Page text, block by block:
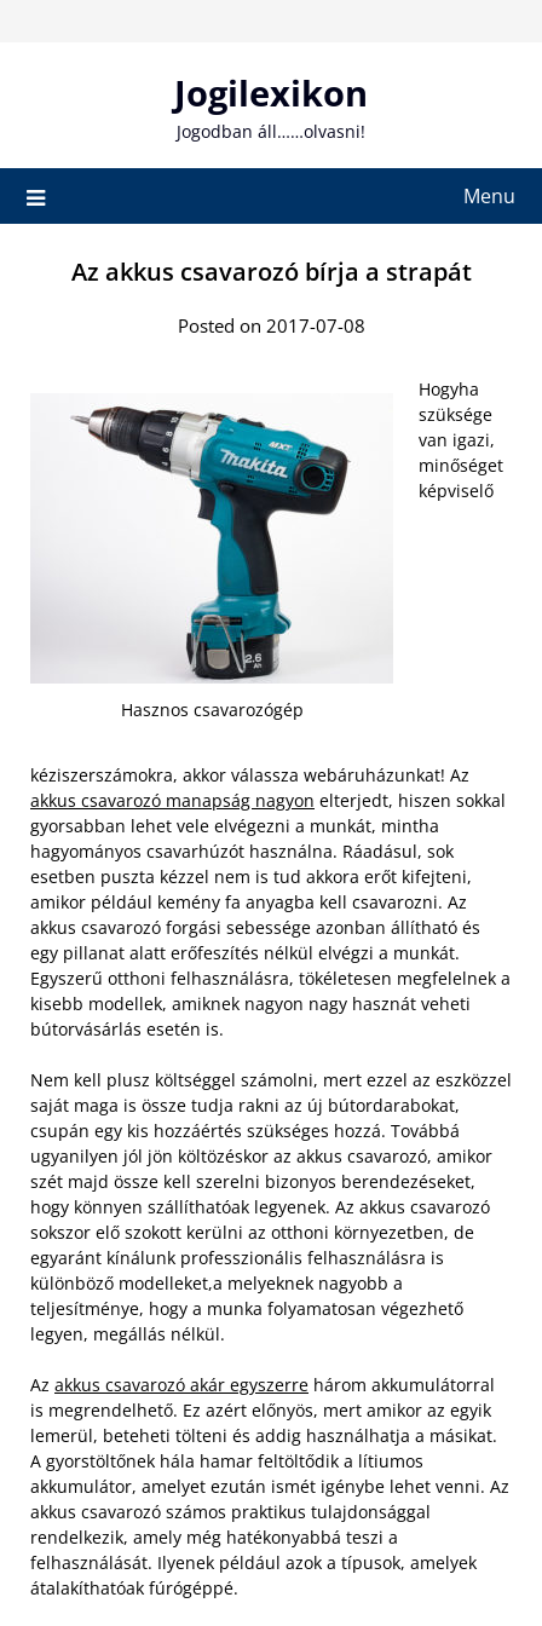
Jogilexikon
Jogodban áll……olvasni!
Menu
Az akkus csavarozó bírja a strapát
Posted on 2017-07-08
Hasznos csavarozógép
Hogyha
szüksége
van igazi,
minőséget
képviselő
kéziszerszámokra, akkor válassza webáruházunkat! Az
akkus csavarozó manapság nagyon elterjedt, hiszen sokkal
gyorsabban lehet vele elvégezni a munkát, mintha
hagyományos csavarhúzót használna. Ráadásul, sok
esetben puszta kézzel nem is tud akkora erőt kifejteni,
amikor például kemény fa anyagba kell csavarozni. Az
akkus csavarozó forgási sebessége azonban állítható és
egy pillanat alatt erőfeszítés nélkül elvégzi a munkát.
Egyszerű otthoni felhasználásra, tökéletesen megfelelnek a
kisebb modellek, amiknek nagyon nagy hasznát veheti
bútorvásárlás esetén is.
Nem kell plusz költséggel számolni, mert ezzel az eszközzel
saját maga is össze tudja rakni az új bútordarabokat,
csupán egy kis hozzáértés szükséges hozzá. Továbbá
ugyanilyen jól jön költözéskor az akkus csavarozó, amikor
szét majd össze kell szerelni bizonyos berendezéseket,
hogy könnyen szállíthatóak legyenek. Az akkus csavarozó
sokszor elő szokott kerülni az otthoni környezetben, de
egyaránt kínálunk professzionális felhasználásra is
különböző modelleket,a melyeknek nagyobb a
teljesítménye, hogy a munka folyamatosan végezhető
legyen, megállás nélkül.
Az akkus csavarozó akár egyszerre három akkumulátorral
is megrendelhető. Ez azért előnyös, mert amikor az egyik
lemerül, beteheti tölteni és addig használhatja a másikat.
A gyorstöltőnek hála hamar feltöltődik a lítiumos
akkumulátor, amelyet ezután ismét igénybe lehet venni. Az
akkus csavarozó számos praktikus tulajdonsággal
rendelkezik, amely még hatékonyabbá teszi a
felhasználását. Ilyenek például azok a típusok, amelyek
átalakíthatóak fúrógéppé.